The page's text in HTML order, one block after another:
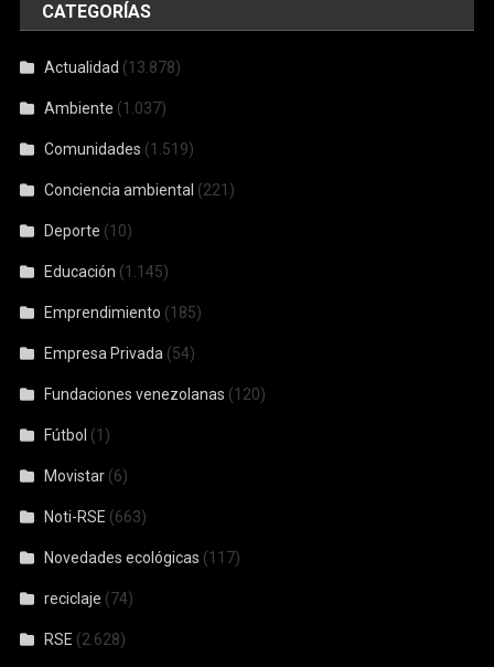
CATEGORÍAS
Actualidad (13.878)
Ambiente (1.037)
Comunidades (1.519)
Conciencia ambiental (221)
Deporte (10)
Educación (1.145)
Emprendimiento (185)
Empresa Privada (54)
Fundaciones venezolanas (120)
Fútbol (1)
Movistar (6)
Noti-RSE (663)
Novedades ecológicas (117)
reciclaje (74)
RSE (2.628)